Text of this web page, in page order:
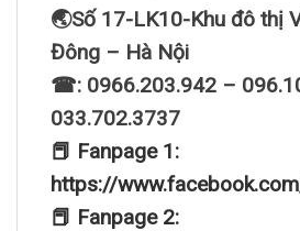
🌏Số 17-LK10-Khu đô thị
Đông – Hà Nội
☎: 0966.203.942 –
033.702.3737
📕 Fanpage 1:
https://
📕 Fanpage 2: